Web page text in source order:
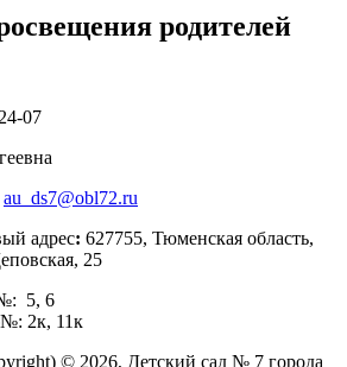
родителей
07
au_ds7@obl72.ru
адрес: 627755, Тюменская область,
25
5, 6
2к, 11к
© 2026, Детский сад № 7 города